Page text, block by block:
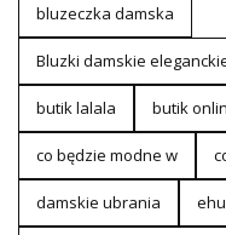
bluzeczka damska
Bluzki damskie
butik lalala butik
co będzie modne w
damskie ubrania